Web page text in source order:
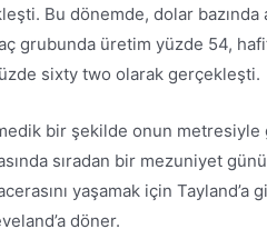
Bu dönemde, dolar bazında
grubunda üretim yüzde 54,
sixty two olarak gerçekleşti.
bir şekilde onun
sıradan bir mezuniyet
yaşamak için Tayland’a
döner.